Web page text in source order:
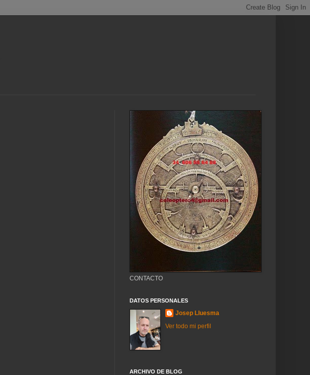
CONTACTO
DATOS PERSONALES
Josep Lluesma
Ver todo mi perfil
ARCHIVO DE BLOG